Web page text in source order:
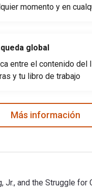
momento y en
global
entre el contenido del
y tu libro de trabajo
Más información
Jr., and the Struggle for